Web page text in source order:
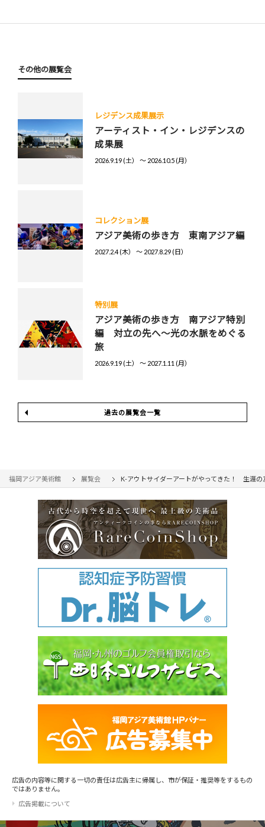
その他の展覧会
レジデンス成果展示
アーティスト・イン・レジデンスの
成果展
2026.9.19 (土） 〜 2026.10.5 (月）
コレクション展
アジア美術の歩き方 東南アジア編
2027.2.4 (木） 〜 2027.8.29 (日）
特別展
アジア美術の歩き方 南アジア特別
編 対立の先へ～光の水脈をめぐる
旅
2026.9.19 (土） 〜 2027.1.11 (月）
過去の展覧会一覧
福岡アジア美術館 展覧会 K-アウトサイダーアートがやってきた！ 生涯
広告の内容等に関する一切の責任は広告主に帰属し、市が保証・推奨等をするもの
ではありません。
広告掲載について